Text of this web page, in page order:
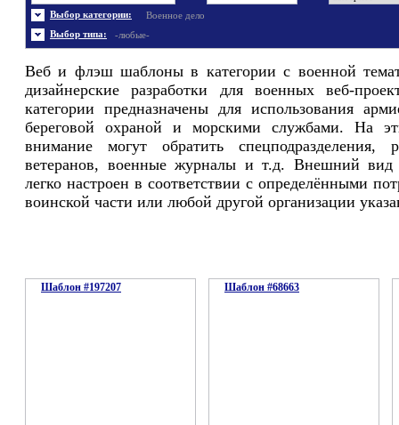
Выбор категории: Военное дело
Энергетика
Выбор типа: -любые-
Шаблоны не скачивались
Шаблоны флеш сайтов
Веб и флэш шаблоны в категории с военной
дизайнерские разработки для военных веб-
категории предназначены для использования
береговой охраной и морскими службами. На
внимание могут обратить спецподразделения,
ветеранов, военные журналы и т.д. Внешний
легко настроен в соответствии с определёнными
воинской части или любой другой организации
Шаблон #197207 Шаблон #68663